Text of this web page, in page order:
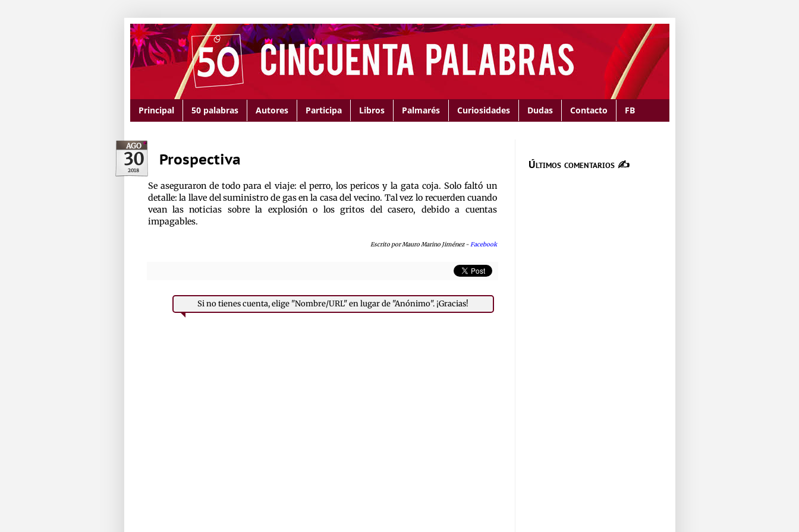
Principal 50 palabras Autores Participa Libros Palmarés Curiosidades Dudas Contacto FB
AGO
30
2018
Prospectiva
Se aseguraron de todo para el viaje: el perro, los pericos y la gata coja. Solo faltó un
detalle: la llave del suministro de gas en la casa del vecino. Tal vez lo recuerden cuando
vean las noticias sobre la explosión o los gritos del casero, debido a cuentas
impagables.
Escrito por Mauro Marino Jiménez -Facebook
Si no tienes cuenta, elige "Nombre/URL" en lugar de "Anónimo". ¡Gracias!
Últimos comentarios ✍